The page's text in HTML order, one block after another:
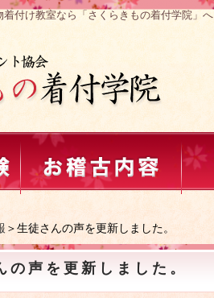
付け教室なら「さくらきもの着付学院」へ
＞生徒さんの声を更新しました。
の声を更新しました。